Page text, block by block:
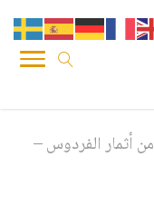
من أثمار الفردوس –